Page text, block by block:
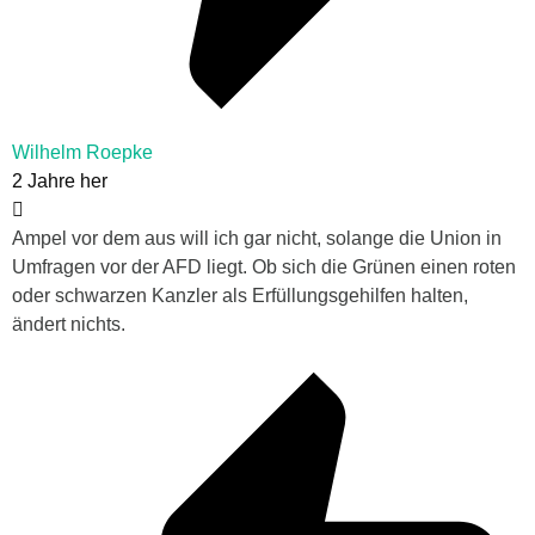
Wilhelm Roepke
2 Jahre her
Ampel vor dem aus will ich gar nicht, solange die Union in
Umfragen vor der AFD liegt. Ob sich die Grünen einen roten
oder schwarzen Kanzler als Erfüllungsgehilfen halten,
ändert nichts.